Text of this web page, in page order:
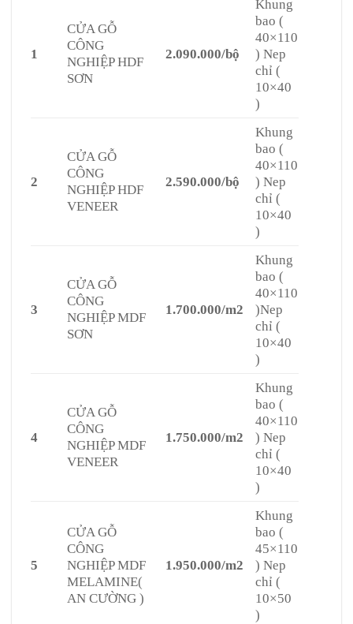
1
CỬA GỖ
CÔNG
NGHIỆP HDF
SƠN
2.090.000/bộ
Khung
bao (
40×110
) Nep
chỉ (
10×40
)
2
CỬA GỖ
CÔNG
NGHIỆP HDF
VENEER
2.590.000/bộ
Khung
bao (
40×110
) Nep
chỉ (
10×40
)
3
CỬA GỖ
CÔNG
NGHIỆP MDF
SƠN
1.700.000/m2
Khung
bao (
40×110
)Nep
chỉ (
10×40
)
4
CỬA GỖ
CÔNG
NGHIỆP MDF
VENEER
1.750.000/m2
Khung
bao (
40×110
) Nep
chỉ (
10×40
)
5
CỬA GỖ
CÔNG
NGHIỆP MDF
MELAMINE(
AN CƯỜNG )
1.950.000/m2
Khung
bao (
45×110
) Nep
chỉ (
10×50
)